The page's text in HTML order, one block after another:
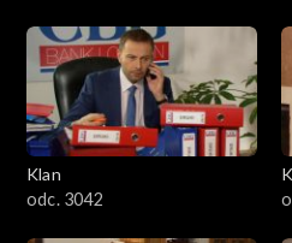
Klan
odc. 3042